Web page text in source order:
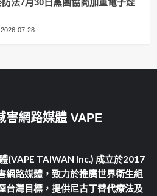
2026-07-28
害網路媒體 VAPE
(VAPE TAIWAN Inc.) 成立於2017
網路媒體，致力於推廣世界衛生組
台灣目標，提供尼古丁替代療法及